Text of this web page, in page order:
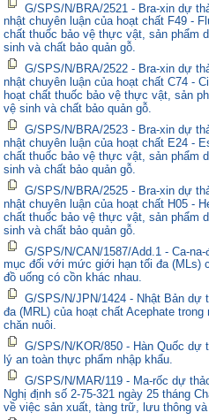
G/SPS/N/BRA/2521 - Bra-xin dự
nhật chuyên luận của hoạt chất F49 -
chất thuốc bảo vệ thực vật, sản phẩm
sinh và chất bảo quản gỗ.
G/SPS/N/BRA/2522 - Bra-xin dự
nhật chuyên luận của hoạt chất C74 -
hoạt chất thuốc bảo vệ thực vật, sản
vệ sinh và chất bảo quản gỗ.
G/SPS/N/BRA/2523 - Bra-xin dự
nhật chuyên luận của hoạt chất E24 -
chất thuốc bảo vệ thực vật, sản phẩm
sinh và chất bảo quản gỗ.
G/SPS/N/BRA/2525 - Bra-xin dự
nhật chuyên luận của hoạt chất H05 -
chất thuốc bảo vệ thực vật, sản phẩm
sinh và chất bảo quản gỗ.
G/SPS/N/CAN/1587/Add.1 - Ca-
mục đối với mức giới hạn tối đa (MLs)
đồ uống có cồn khác nhau.
G/SPS/N/JPN/1424 - Nhật Bản
đa (MRL) của hoạt chất Acephate
chăn nuôi.
G/SPS/N/KOR/850 - Hàn Quốc
lý an toàn thực phẩm nhập khẩu.
G/SPS/N/MAR/119 - Ma-rốc dự
Nghị định số 2-75-321 ngày 25 tháng
về việc sản xuất, tàng trữ, lưu thông